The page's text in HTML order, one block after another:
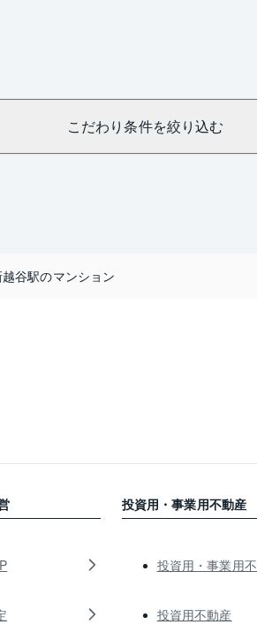
こだわり条件を絞り込む
越谷駅のマンション
投資用・事業用不動産
投資用・事業用
投資用不動産